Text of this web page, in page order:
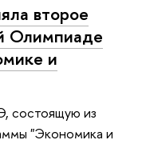
второе
Олимпиаде
и
состоящую из
"Экономика и